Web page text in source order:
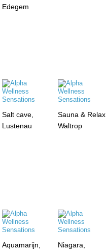
Edegem
Salt cave,
Lustenau
Sauna & Relax,
Waltrop
Aquamarijn,
Niagara,